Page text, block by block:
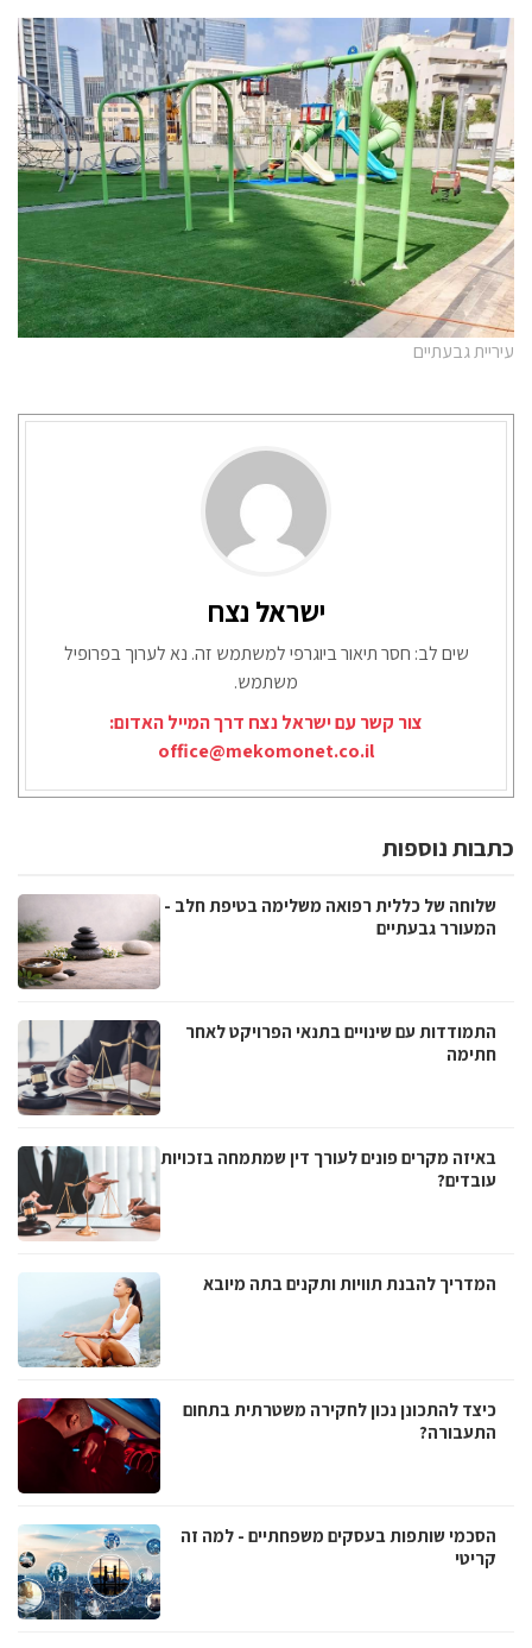
עיריית גבעתיים
ישראל נצח
שים לב: חסר תיאור ביוגרפי למשתמש זה. נא לערוך בפרופיל
משתמש.
צור קשר עם ישראל נצח דרך המייל האדום:
office@mekomonet.co.il
כתבות נוספות
שלוחה של כללית רפואה משלימה בטיפת חלב -
המעורר גבעתיים
התמודדות עם שינויים בתנאי הפרויקט לאחר
חתימה
באיזה מקרים פונים לעורך דין שמתמחה בזכויות
עובדים?
המדריך להבנת תוויות ותקנים בתה מיובא
כיצד להתכונן נכון לחקירה משטרתית בתחום
התעבורה?
הסכמי שותפות בעסקים משפחתיים - למה זה
קריטי